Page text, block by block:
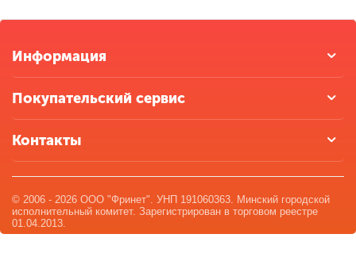
Информация
Покупательский сервис
Контакты
© 2006 - 2026 ООО "Фринет". УНП 191060363. Минский городской
исполнительный комитет. Зарегистрирован в торговом реестре
01.04.2013.